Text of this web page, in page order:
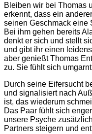
Bleiben wir bei Thomas
erkennt, dass ein
seinen Geschmack eine
Bei ihm gehen bereits
denkt er sich und stellt
und gibt ihr einen
aber genießt Thomas
zu. Sie fühlt sich
Durch seine Eifersucht
und signalisiert nach
ist, das wiederum
Das Paar fühlt sich
unsere Psyche
Partners steigern und